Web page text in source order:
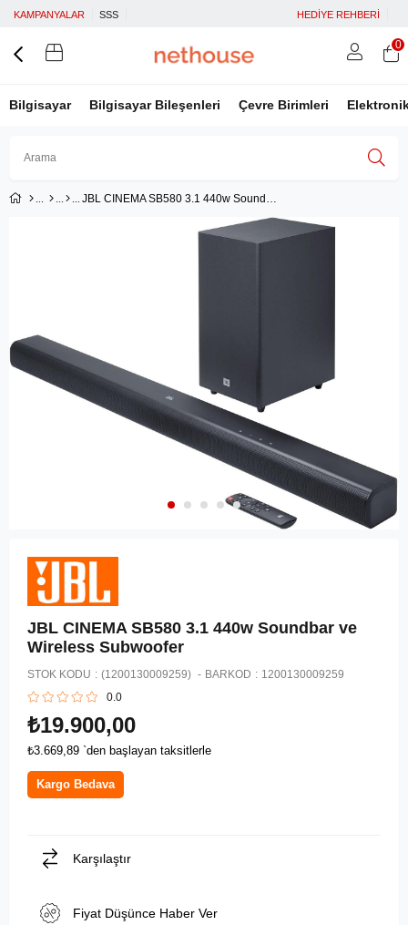
KAMPANYALAR SSS HEDİYE REHBERİ
Bilgisayar Bilgisayar Bileşenleri Çevre Birimleri
Google İle Bağlan
0
JBL CINEMA SB580 3.1 440w Soundbar ve Wireless Subwoofer
JBL CINEMA SB580 3.1 440w Soundbar ve
Wireless Subwoofer
STOK KODU (1200130009259) BARKOD : 1200130009259
0.0
₺19.900,00
₺3.669,89 `den başlayan taksitlerle
Kargo Bedava
Karşılaştır
Fiyat Düşünce Haber Ver